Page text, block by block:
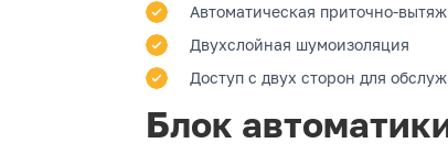
Автоматическая приточно-
Двухслойная шумоизоляция
Доступ с двух сторон для
Блок